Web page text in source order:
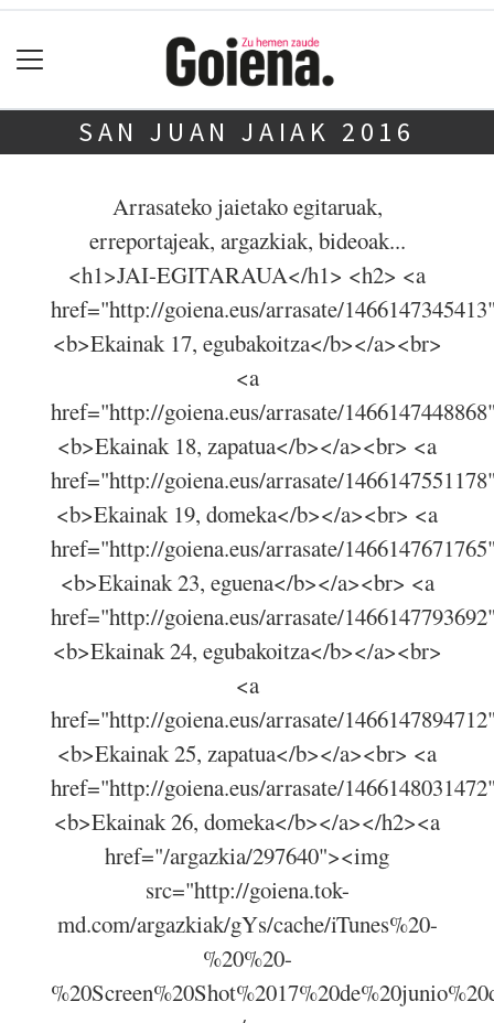
SAN JUAN JAIAK 2016
Arrasateko jaietako egitaruak,
erreportajeak, argazkiak, bideoak...
<h1>JAI-EGITARAUA</h1> <h2> <a
href="http://goiena.eus/arrasate/
<b>Ekainak 17, egubakoitza</b></a><br>
<a
href="http://goiena.eus/arrasate/
<b>Ekainak 18, zapatua</b></a><br> <a
href="http://goiena.eus/arrasate/
<b>Ekainak 19, domeka</b></a><br> <a
href="http://goiena.eus/arrasate/
<b>Ekainak 23, eguena</b></a><br> <a
href="http://goiena.eus/arrasate/
<b>Ekainak 24, egubakoitza</b></a><br>
<a
href="http://goiena.eus/arrasate/
<b>Ekainak 25, zapatua</b></a><br> <a
href="http://goiena.eus/arrasate/
<b>Ekainak 26, domeka</b></a></h2><a
href="/argazkia/297640"><img
src="http://goiena.tok-
md.com/argazkiak/gYs/cache/iTunes%20-
%20%20-